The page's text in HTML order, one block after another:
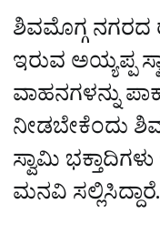
ಶಿವಮೊಗ್ಗ ನಗರದ
ಇರುವ ಅಯ್ಯಪ್ಪ
ವಾಹನಗಳನ್ನು
ನೀಡಬೇಕೆಂದು
ಸ್ವಾಮಿ
ಮನವಿ ಸಲ್ಲಿಸಿದ್ದಾರೆ.